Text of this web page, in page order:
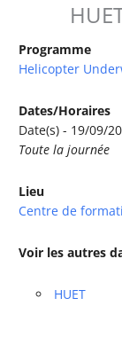
Programme
Helicopter
Dates/Horaires
Date(s) - 19/09/
Toute la journée
Lieu
Centre de
Voir les autres
HUET